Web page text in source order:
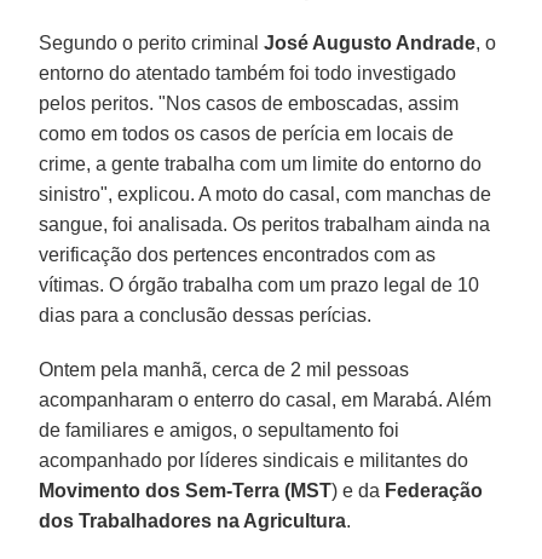
Segundo o perito criminalJosé Augusto Andrade, o
entorno do atentado também foi todo investigado
pelos peritos. "Nos casos de emboscadas, assim
como em todos os casos de perícia em locais de
crime, a gente trabalha com um limite do entorno do
sinistro", explicou. A moto do casal, com manchas de
sangue, foi analisada. Os peritos trabalham ainda na
verificação dos pertences encontrados com as
vítimas. O órgão trabalha com um prazo legal de 10
dias para a conclusão dessas perícias.
Ontem pela manhã, cerca de 2 mil pessoas
acompanharam o enterro do casal, em Marabá. Além
de familiares e amigos, o sepultamento foi
acompanhado por líderes sindicais e militantes do
Movimento dos Sem-Terra (MST) e da Federação
dos Trabalhadores na Agricultura.